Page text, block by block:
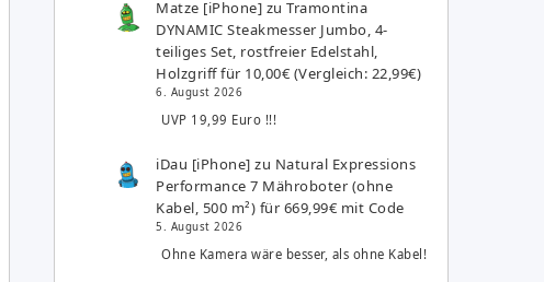
Matze [iPhone] zuTramontina
DYNAMIC Steakmesser Jumbo, 4-
teiliges Set, rostfreier Edelstahl,
Holzgriff für 10,00€ (Vergleich: 22,99€)
6. August 2026
UVP 19,99 Euro !!!
iDau [iPhone] zu Natural Expressions
Performance 7 Mähroboter (ohne
Kabel, 500 m²) für 669,99€ mit Code
5. August 2026
Ohne Kamera wäre besser, als ohne Kabel!